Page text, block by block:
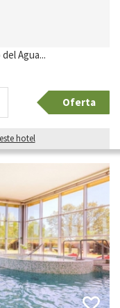
Agua...
Oferta
hotel